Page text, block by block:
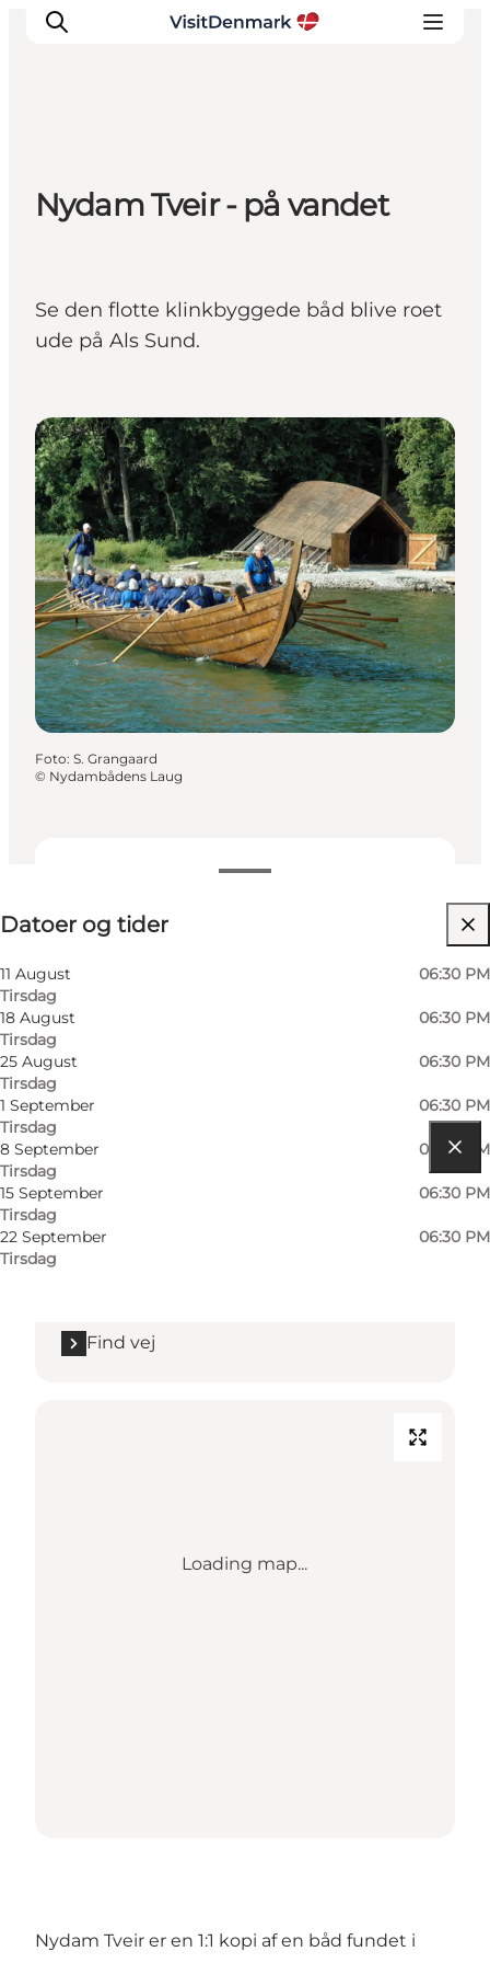
Inspiration
Destinationer
Planlæg ferien
Nydam Tveir - på vandet
Se den flotte klinkbyggede båd blive roet
ude på Als Sund.
Datoer og tider
11 August
Tirsdag
06:30 PM
18 August
Tirsdag
06:30 PM
25 August
Tirsdag
06:30 PM
1 September
Tirsdag
06:30 PM
8 September
Tirsdag
06:30 PM
15 September
Tirsdag
06:30 PM
22 September
Tirsdag
06:30 PM
Besøg hjemmeside
Det sker
Foto: S. Grangaard
© Nydambådens Laug
Find vej
Loading map...
Nydam Tveir er en 1:1 kopi af en båd fundet i